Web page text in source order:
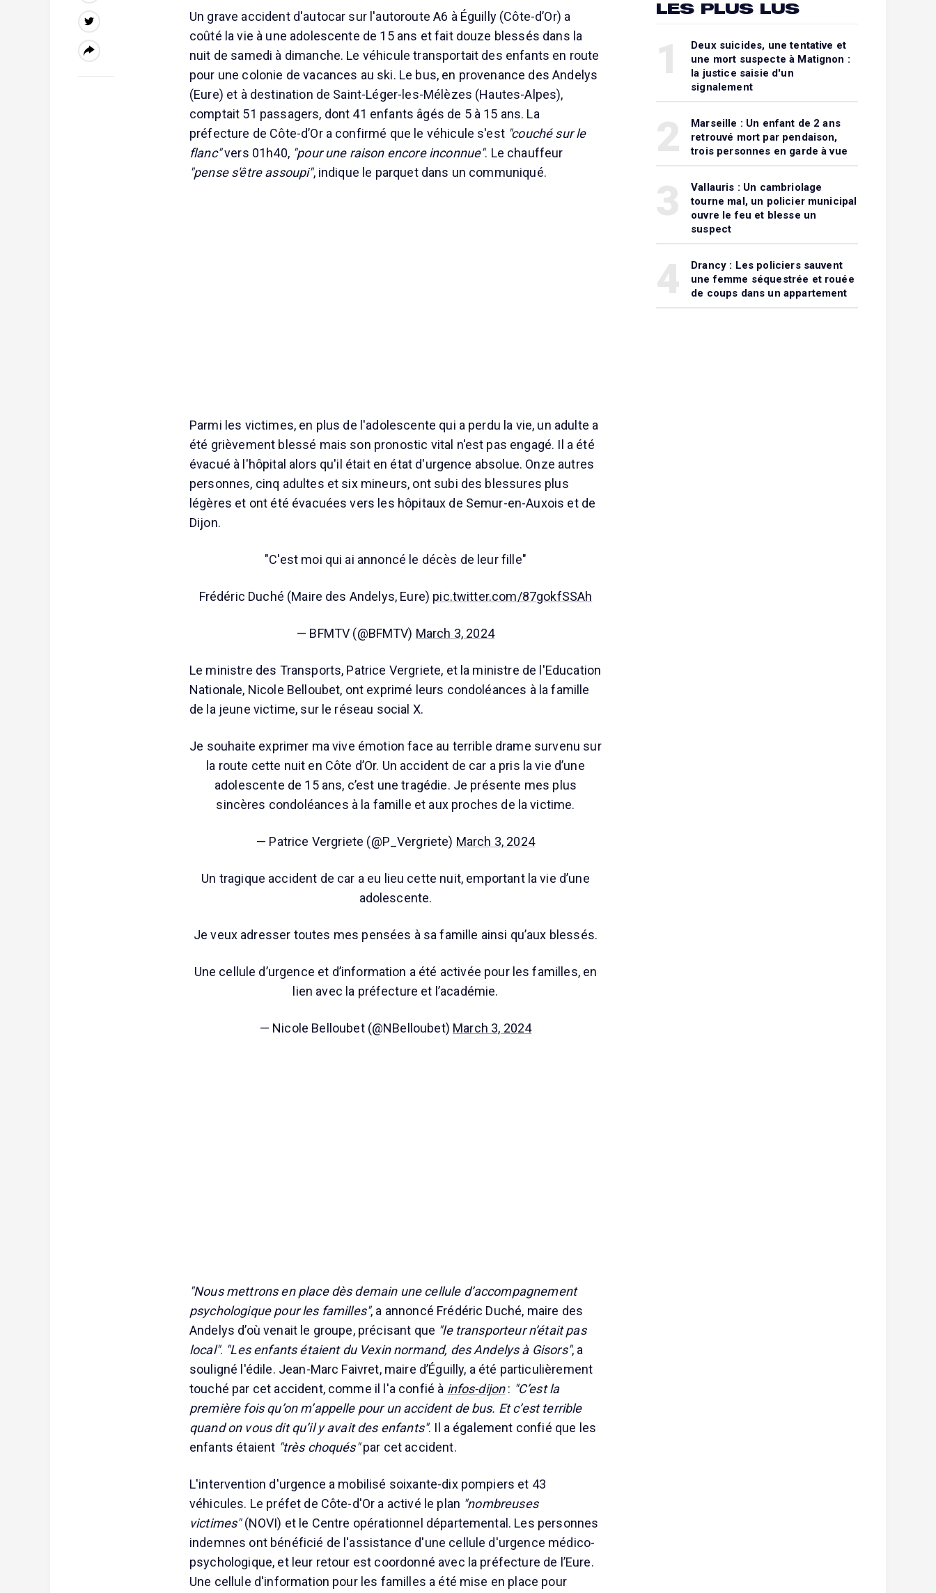
Un grave accident d'autocar sur l'autoroute A6 à Éguilly (Côte-d’Or) a
coûté la vie à une adolescente de 15 ans et fait douze blessés dans la
nuit de samedi à dimanche. Le véhicule transportait des enfants en route
pour une colonie de vacances au ski. Le bus, en provenance des Andelys
(Eure) et à destination de Saint-Léger-les-Mélèzes (Hautes-Alpes),
comptait 51 passagers, dont 41 enfants âgés de 5 à 15 ans. La
préfecture de Côte-d’Or a confirmé que le véhicule s'est "couché sur le
flanc"vers 01h40, "pour une raison encore inconnue". Le chauffeur
"pense s'être assoupi", indique le parquet dans un communiqué.
Parmi les victimes, en plus de l'adolescente qui a perdu la vie, un adulte a
été grièvement blessé mais son pronostic vital n'est pas engagé. Il a été
évacué à l'hôpital alors qu'il était en état d'urgence absolue. Onze autres
personnes, cinq adultes et six mineurs, ont subi des blessures plus
légères et ont été évacuées vers les hôpitaux de Semur-en-Auxois et de
Dijon.
"C'est moi qui ai annoncé le décès de leur fille"
Frédéric Duché (Maire des Andelys, Eure) pic.twitter.com/87gokfSSAh
— BFMTV (@BFMTV) March 3, 2024
Le ministre des Transports, Patrice Vergriete, et la ministre de l'Education
Nationale, Nicole Belloubet, ont exprimé leurs condoléances à la famille
de la jeune victime, sur le réseau social X.
Je souhaite exprimer ma vive émotion face au terrible drame survenu sur
la route cette nuit en Côte d’Or. Un accident de car a pris la vie d’une
adolescente de 15 ans, c’est une tragédie. Je présente mes plus
sincères condoléances à la famille et aux proches de la victime.
— Patrice Vergriete (@P_Vergriete) March 3, 2024
Un tragique accident de car a eu lieu cette nuit, emportant la vie d’une
adolescente.
Je veux adresser toutes mes pensées à sa famille ainsi qu’aux blessés.
Une cellule d’urgence et d’information a été activée pour les familles, en
lien avec la préfecture et l’académie.
— Nicole Belloubet (@NBelloubet) March 3, 2024
"Nous mettrons en place dès demain une cellule d’accompagnement
psychologique pour les familles", a annoncé Frédéric Duché, maire des
Andelys d’où venait le groupe, précisant que "le transporteur n’était pas
local". "Les enfants étaient du Vexin normand, des Andelys à Gisors", a
souligné l'édile. Jean-Marc Faivret, maire d’Éguilly, a été particulièrement
touché par cet accident, comme il l'a confié à infos-dijon: "C’est la
première fois qu’on m’appelle pour un accident de bus. Et c’est terrible
quand on vous dit qu’il y avait des enfants". Il a également confié que les
enfants étaient "très choqués"par cet accident.
L'intervention d'urgence a mobilisé soixante-dix pompiers et 43
véhicules. Le préfet de Côte-d'Or a activé le plan "nombreuses
victimes"(NOVI) et le Centre opérationnel départemental. Les personnes
indemnes ont bénéficié de l'assistance d'une cellule d'urgence médico-
psychologique, et leur retour est coordonné avec la préfecture de l’Eure.
Une cellule d'information pour les familles a été mise en place pour
LES PLUS LUS
Deux suicides, une tentative et
une mort suspecte à Matignon :
la justice saisie d'un
signalement
Marseille : Un enfant de 2 ans
retrouvé mort par pendaison,
trois personnes en garde à vue
Vallauris : Un cambriolage
tourne mal, un policier municipal
ouvre le feu et blesse un
suspect
Drancy : Les policiers sauvent
une femme séquestrée et rouée
de coups dans un appartement